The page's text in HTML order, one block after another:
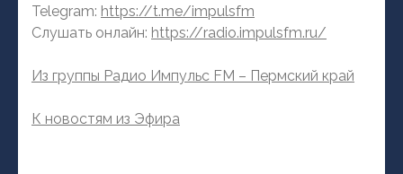
Telegram: https://t.me/impulsfm
Слушать онлайн: https://radio.impulsfm.ru/
Из группы Радио Импульс FM – Пермский край
К новостям из Эфира